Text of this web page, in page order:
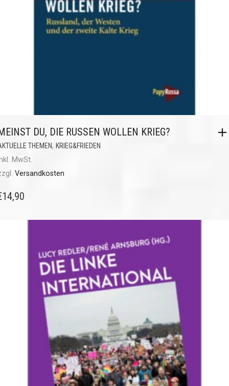
DU, DIE RUSSEN WOLLEN KRIEG?
THEMEN, KRIEG&FRIEDEN
MwSt.
Versandkosten
14,90